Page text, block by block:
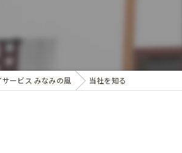
ービス みなみの風 当社を知る